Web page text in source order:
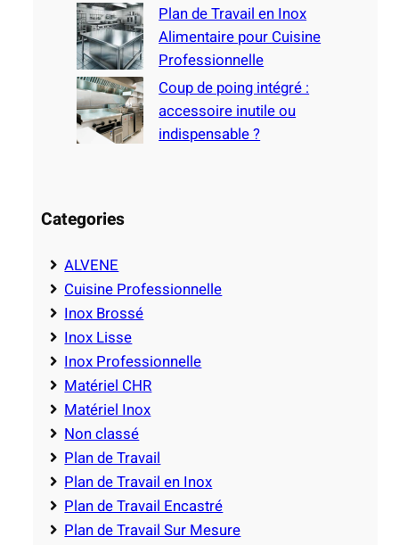
Plan de Travail en Inox
Alimentaire pour Cuisine
Professionnelle
Coup de poing intégré :
accessoire inutile ou
indispensable ?
Categories
ALVENE
Cuisine Professionnelle
Inox Brossé
Inox Lisse
Inox Professionnelle
Matériel CHR
Matériel Inox
Non classé
Plan de Travail
Plan de Travail en Inox
Plan de Travail Encastré
Plan de Travail Sur Mesure